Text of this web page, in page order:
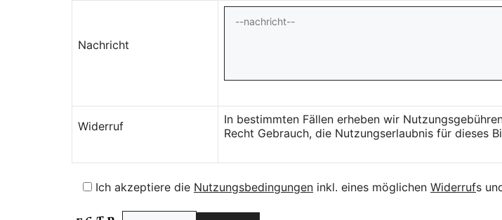
Nachricht
Widerruf
In bestimmten Fällen erheben wir
Recht Gebrauch, die Nutzungserlaubnis für dieses
Ich akzeptiere die Nutzungsbedingungen inkl. eines möglichen Widerrufs